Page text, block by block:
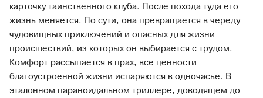
карточку таинственного клуба. После похода туда его
жизнь меняется. По сути, она превращается в череду
чудовищных приключений и опасных для жизни
происшествий, из которых он выбирается с трудом.
Комфорт рассыпается в прах, все ценности
благоустроенной жизни испаряются в одночасье. В
эталонном параноидальном триллере, доводящем до